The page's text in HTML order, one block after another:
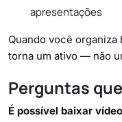
apresentações
Quando você
torna um ativo — não
Perguntas
É possível baixar